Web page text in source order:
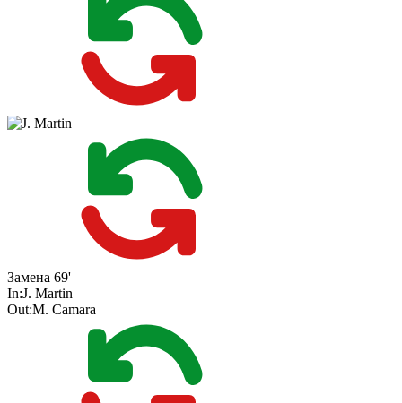
Замена 69'
In:J. Martin
Out:M. Camara